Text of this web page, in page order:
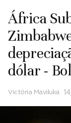
África
dólar -
Victória Maviluka